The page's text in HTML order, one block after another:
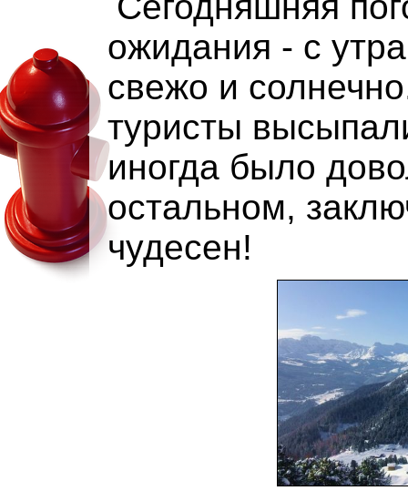
ожидания - с
свежо и
туристы
иногда было
остальном,
чудесен!